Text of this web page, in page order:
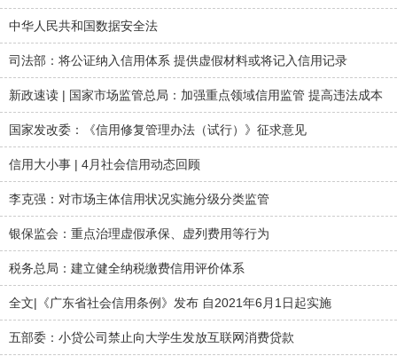
中华人民共和国数据安全法
司法部：将公证纳入信用体系 提供虚假材料或将记入信用记录
新政速读 | 国家市场监管总局：加强重点领域信用监管 提高违法成本
国家发改委：《信用修复管理办法（试行）》征求意见
信用大小事 | 4月社会信用动态回顾
李克强：对市场主体信用状况实施分级分类监管
银保监会：重点治理虚假承保、虚列费用等行为
税务总局：建立健全纳税缴费信用评价体系
全文|《广东省社会信用条例》发布 自2021年6月1日起实施
五部委：小贷公司禁止向大学生发放互联网消费贷款